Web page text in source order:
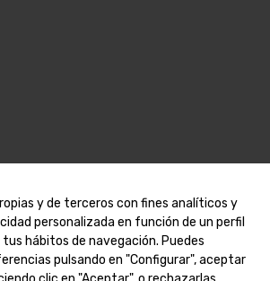
y de terceros con fines analíticos y
personalizada en función de un perfil
hábitos de navegación. Puedes
pulsando en "Configurar", aceptar